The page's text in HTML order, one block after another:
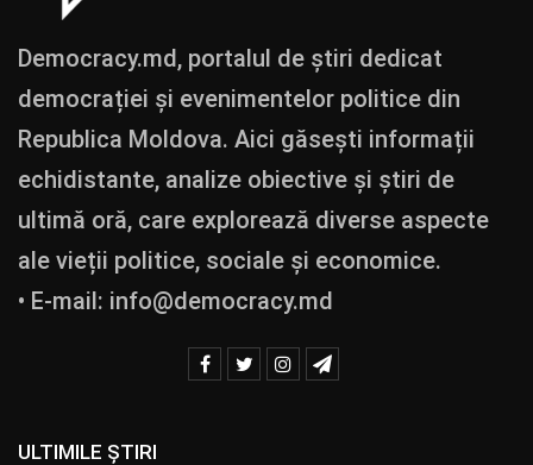
Democracy.md, portalul de știri dedicat
democrației și evenimentelor politice din
Republica Moldova. Aici găsești informații
echidistante, analize obiective și știri de
ultimă oră, care explorează diverse aspecte
ale vieții politice, sociale și economice.
• E-mail: info@democracy.md
ULTIMILE ȘTIRI